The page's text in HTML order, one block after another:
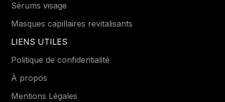
Sérums visage
Masques capillaires revitalisants
LIENS UTILES
Politique de confidentialité
À propos
Mentions Légales